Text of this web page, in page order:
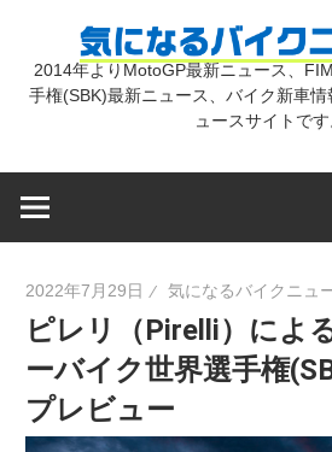
2014年よりMotoGP最新ニュース、
手権(SBK)最新ニュース、バイク新車
ュースサイトです
2022年7月29日 気になるバイクニュ
ピレリ（Pirelli）によ
ーバイク世界選手権
プレビュー